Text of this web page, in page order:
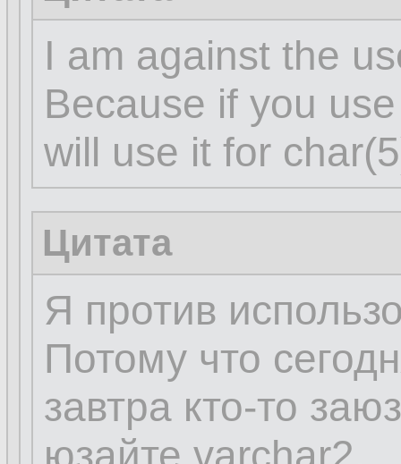
I am against the
Because if you
will use it for
Цитата
Я против
Потому что
завтра кто-то